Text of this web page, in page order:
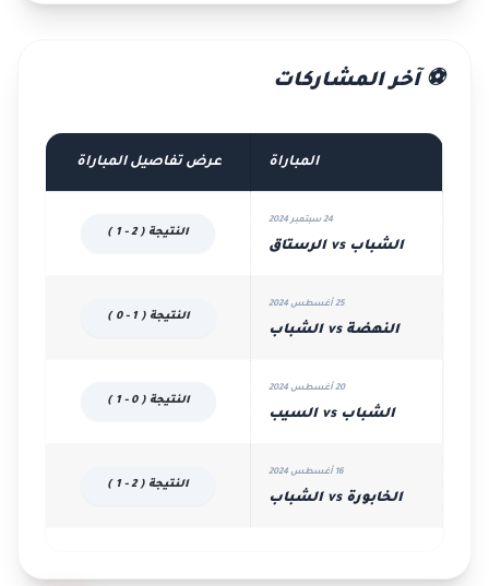
⚽ آخر المشاركات
المباراة عرض تفاصيل المباراة
24 سبتمبر 2024
الشباب vs الرستاق
النتيجة ( 2 - 1 )
25 أغسطس 2024
النهضة vs الشباب
النتيجة ( 1 - 0 )
20 أغسطس 2024
الشباب vs السيب
النتيجة ( 0 - 1 )
16 أغسطس 2024
الخابورة vs الشباب
النتيجة ( 2 - 1 )